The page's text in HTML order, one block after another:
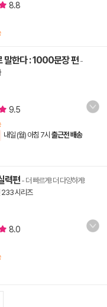
8.8
말한다 : 1000문장 편 -
9.5
내일 (월) 아침 7시 출근전 배송
력편 - 더 빠르게! 더 다양하게!
233 시리즈
8.0